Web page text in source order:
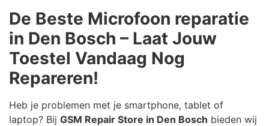
De Beste Microfoon reparatie
in Den Bosch – Laat Jouw
Toestel Vandaag Nog
Repareren!
Heb je problemen met je smartphone, tablet of
laptop? Bij GSM Repair Store in Den Bosch bieden wij